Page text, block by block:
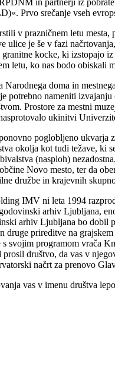
Prvo srečanje vseh
v prazničnem letu
ulice je še v fazi
kocke, ki izstopajo
letu, ko nas bodo
Narodnega doma in
potrebno nameniti
Prostore za mestni
ukinitvi
poglobljeno ukvarja
okolja kot tudi težave,
(nasploh)
Novo mesto, ter da
družbe in krajevnih
IMV ni leta 1994
arhiv Ljubljana,
arhiv Ljubljana bo dobil
druge prireditve na
svojim programom vrača
prosil društvo, da vas v
načrt za prenovo
vas v imenu društva